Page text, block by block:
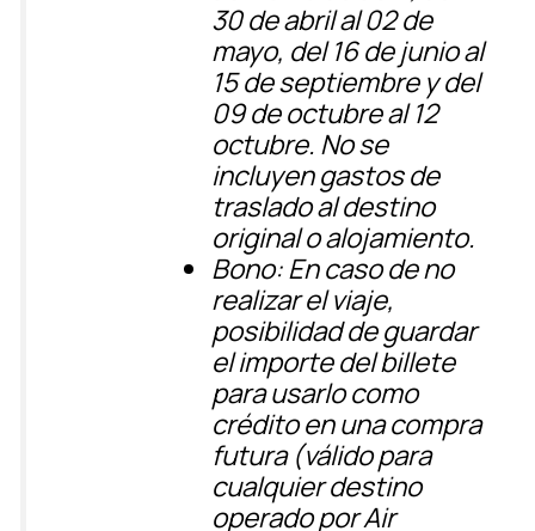
30 de abril al 02 de
mayo, del 16 de junio al
15 de septiembre y del
09 de octubre al 12
octubre. No se
incluyen gastos de
traslado al destino
original o alojamiento.
Bono: En caso de no
realizar el viaje,
posibilidad de guardar
el importe del billete
para usarlo como
crédito en una compra
futura(válido para
cualquier destino
operado por Air